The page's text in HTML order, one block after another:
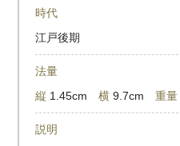
時代
江戸後期
法量
縦 1.45cm横 9.7cm重量
説明